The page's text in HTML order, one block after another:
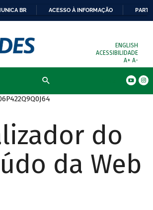
BR ACESSO À INFORMAÇÃO
ENGLISH
ACESSIBILIDADE
A+ A-
do
da Web